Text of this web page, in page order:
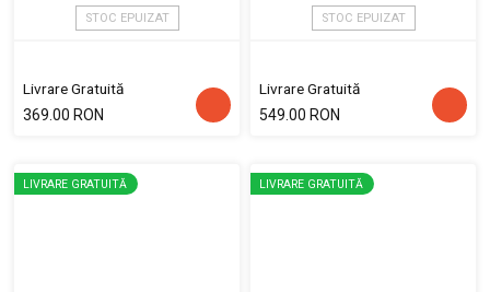
STOC EPUIZAT
Livrare Gratuită
369.00 RON
STOC EPUIZAT
Livrare Gratuită
549.00 RON
LIVRARE GRATUITĂ LIVRARE GRATUITĂ